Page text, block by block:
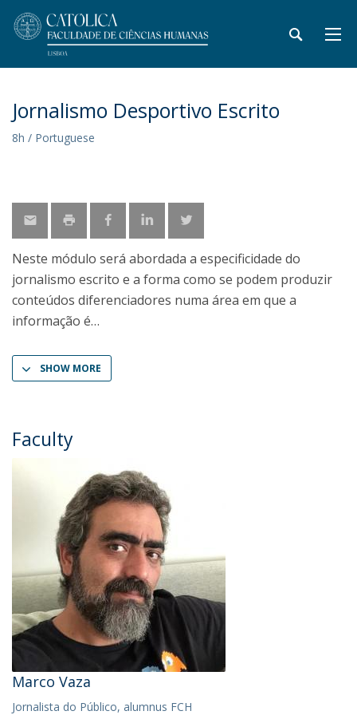
Jornalismo Desportivo Escrito
8h / Portuguese
Neste módulo será abordada a especificidade do
jornalismo escrito e a forma como se podem produzir
conteúdos diferenciadores numa área em que a
informação é
SHOW MORE
Faculty
Marco Vaza
Jornalista do Público, alumnus FCH